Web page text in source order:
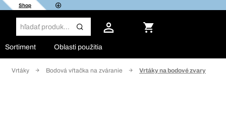
Shop
Sortiment Oblasti použitia
Vrtáky Bodová vŕtačka na zváranie Vrtáky na bodové zvary